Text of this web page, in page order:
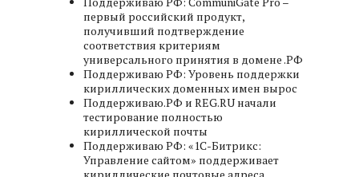
первый российский продукт,
получивший подтверждение
соответствия критериям
универсального принятия в домене .РФ
Поддерживаю РФ: Уровень поддержки
кириллических доменных имен вырос
Поддерживаю.РФ и REG.RU начали
тестирование полностью
кириллической почты
Поддерживаю РФ: «1C-Битрикс:
Управление сайтом» поддерживает